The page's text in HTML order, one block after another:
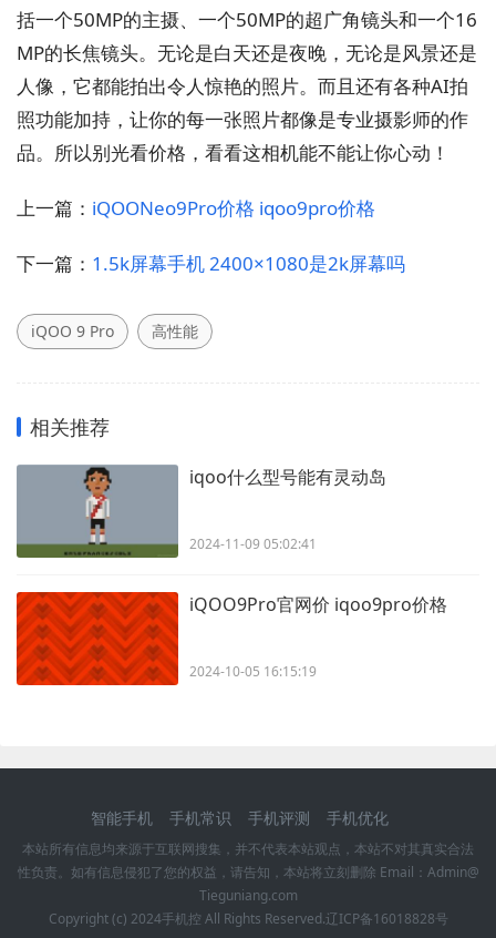
括一个50MP的主摄、一个50MP的超广角镜头和一个16
MP的长焦镜头。无论是白天还是夜晚，无论是风景还是
人像，它都能拍出令人惊艳的照片。而且还有各种AI拍
照功能加持，让你的每一张照片都像是专业摄影师的作
品。所以别光看价格，看看这相机能不能让你心动！
上一篇： iQOONeo9Pro价格 iqoo9pro价格
下一篇： 1.5k屏幕手机 2400×1080是2k屏幕吗
iQOO 9 Pro 高性能
相关推荐
iqoo什么型号能有灵动岛
2024-11-09 05:02:41
iQOO9Pro官网价 iqoo9pro价格
2024-10-05 16:15:19
智能手机 手机常识 手机评测 手机优化
本站所有信息均来源于互联网搜集，并不代表本站观点，本站不对其真实合法
性负责。如有信息侵犯了您的权益，请告知，本站将立刻删除 Email：Admin@
Tieguniang.com
Copyright (c) 2024手机控 All Rights Reserved.辽ICP备16018828号